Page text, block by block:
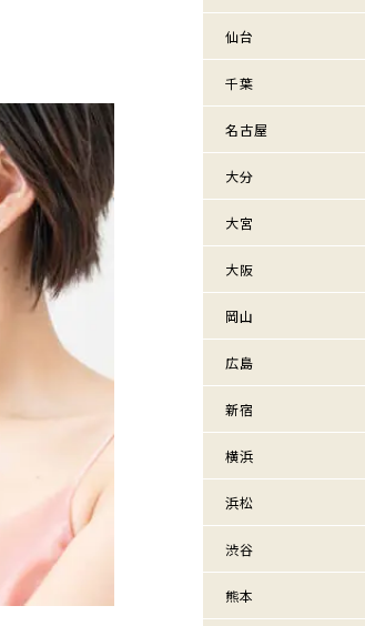
仙台
千葉
名古屋
大分
大宮
大阪
岡山
広島
新宿
横浜
浜松
渋谷
熊本